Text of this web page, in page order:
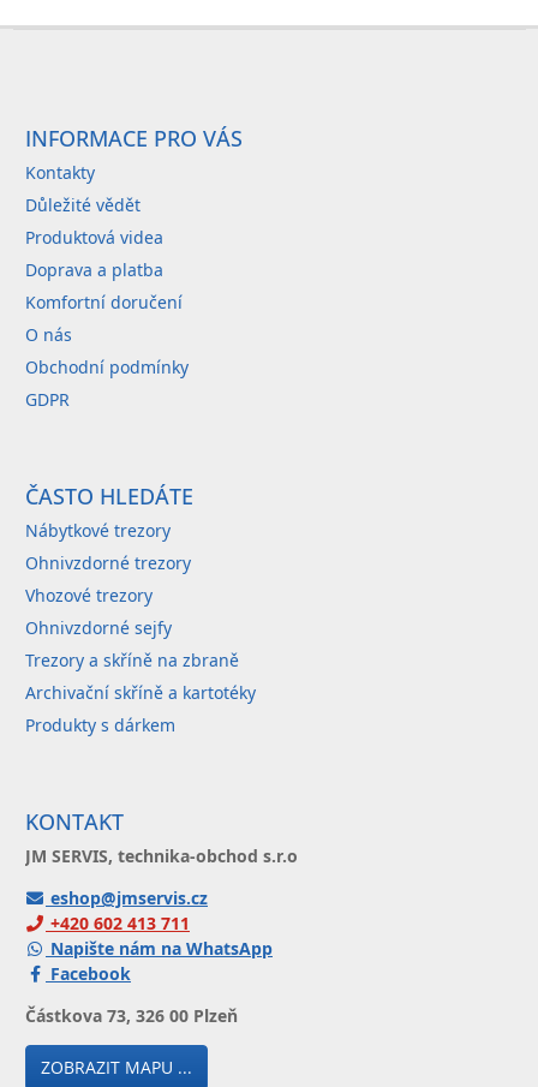
INFORMACE PRO VÁS
Kontakty
Důležité vědět
Produktová videa
Doprava a platba
Komfortní doručení
O nás
Obchodní podmínky
GDPR
ČASTO HLEDÁTE
Nábytkové trezory
Ohnivzdorné trezory
Vhozové trezory
Ohnivzdorné sejfy
Trezory a skříně na zbraně
Archivační skříně a kartotéky
Produkty s dárkem
KONTAKT
JM SERVIS, technika-obchod s.r.o
eshop@jmservis.cz
+420 602 413 711
Napište nám na WhatsApp
Facebook
Částkova 73, 326 00 Plzeň
ZOBRAZIT MAPU ...